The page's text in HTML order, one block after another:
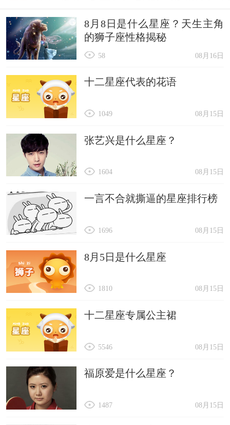
8月8日是什么星座？天生主角
的狮子座性格揭秘
08月16日
58
十二星座代表的花语
08月15日
1049
张艺兴是什么星座？
08月15日
1604
一言不合就撕逼的星座排行榜
08月15日
1696
8月5日是什么星座
08月15日
1810
十二星座专属公主裙
08月15日
5546
福原爱是什么星座？
08月15日
1487